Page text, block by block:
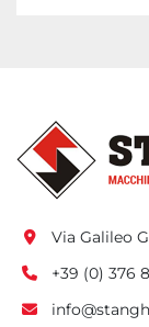
Via Galileo
+39 (0) 376